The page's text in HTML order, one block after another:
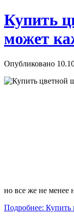
Купить
может
Опубликовано
но все же не менее
Подробнее: